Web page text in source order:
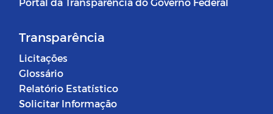
Portal da Transparência do Governo Federal
Transparência
Licitações
Glossário
Relatório Estatístico
Solicitar Informação